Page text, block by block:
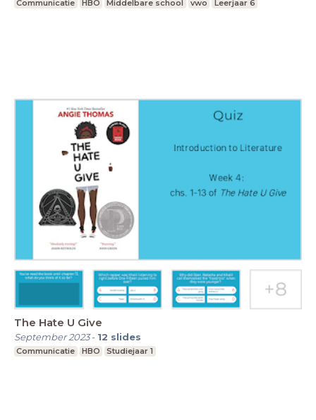
Communicatie HBO Middelbare school vwo Leerjaar 6
The Hate U Give
September 2023- 12 slides
Communicatie HBO Studiejaar 1